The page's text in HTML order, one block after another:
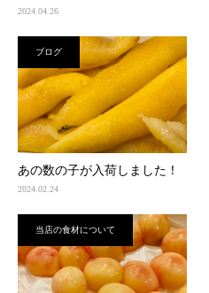
2024.04.26
ブログ
あの数の子が入荷しました！
2024.02.24
当店の食材について